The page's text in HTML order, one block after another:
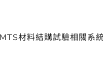
材料結購試驗相關系